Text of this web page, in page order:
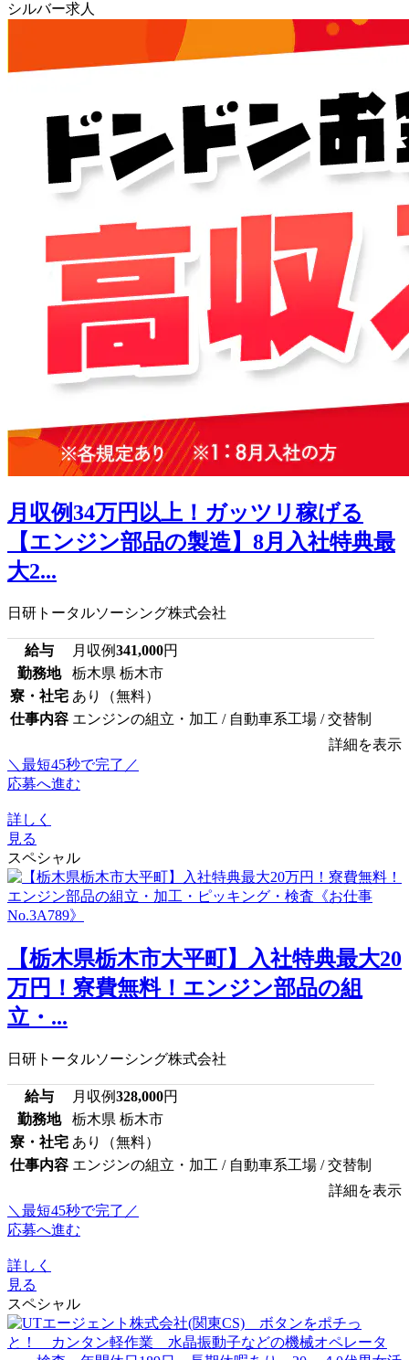
シルバー求人
月収例34万円以上！ガッツリ稼げる
【エンジン部品の製造】8月入社特典最
大2...
日研トータルソーシング株式会社
給与 月収例341,000円
勤務地
栃木県 栃木市
寮・社宅 あり（無料）
仕事内容 エンジンの組立・加工 / 自動車系工場 / 交替制
詳細を表示
＼最短45秒で完了／
応募へ進む
詳しく
見る
スペシャル
【栃木県栃木市大平町】入社特典最大20
万円！寮費無料！エンジン部品の組
立・...
日研トータルソーシング株式会社
給与 月収例328,000円
勤務地
栃木県 栃木市
寮・社宅 あり（無料）
仕事内容 エンジンの組立・加工 / 自動車系工場 / 交替制
詳細を表示
＼最短45秒で完了／
応募へ進む
詳しく
見る
スペシャル